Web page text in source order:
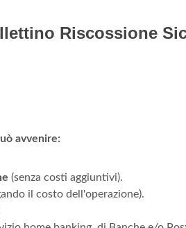
Riscossione
avvenire:
(senza costi aggiuntivi).
il costo dell'operazione).